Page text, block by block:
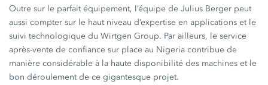
Outre sur le parfait équipement, l’équipe de Julius Berger peut
aussi compter sur le haut niveau d’expertise en applications et le
suivi technologique duWirtgen Group. Par ailleurs, le service
après-vente de confiance sur place au Nigeria contribue de
manière considérable à la haute disponibilité des machines et le
bon déroulement de ce gigantesque projet.